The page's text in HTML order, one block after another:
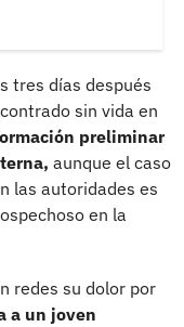
tres días después
sin vida en
preliminar
aunque el caso
las autoridades es
en la
redes su dolor por
a un joven